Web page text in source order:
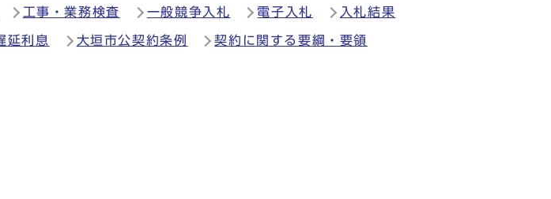
工事・業務検査 一般競争入札 電子入札 入札結果
延利息 大垣市公契約条例 契約に関する要綱・要領